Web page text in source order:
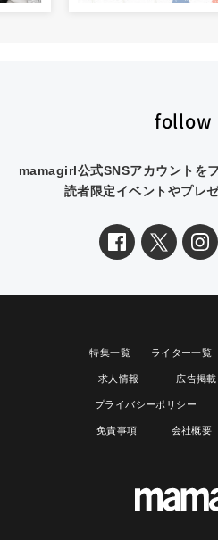
follow
mamagirl公式SNSアカウントを
読者限定イベントやプレ
特集一覧 ライター一覧
求人情報 広告掲載
プライバシーポリシー
免責事項 会社概要